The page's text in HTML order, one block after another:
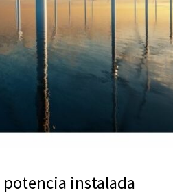
potencia instalada